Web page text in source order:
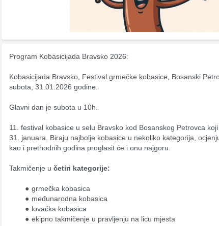
Program Kobasicijada Bravsko 2026:
Kobasicijada Bravsko, Festival grmečke kobasice, Bosanski
subota, 31.01.2026 godine.
Glavni dan je subota u 10h.
11. festival kobasice u selu Bravsko kod Bosanskog Petrovca
31. januara. Biraju najbolje kobasice u nekoliko kategorija,
kao i prethodnih godina proglasit će i onu najgoru.
Takmičenje u četiri kategorije:
grmečka kobasica
međunarodna kobasica
lovačka kobasica
ekipno takmičenje u pravljenju na licu mjesta